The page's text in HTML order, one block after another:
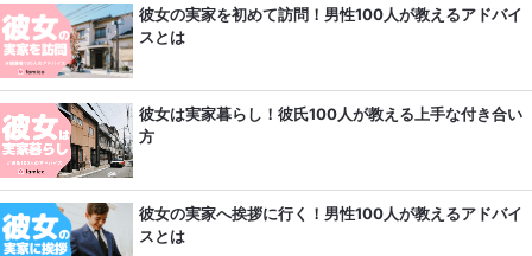
彼女の実家を初めて訪問！男性100人が教えるアドバイ
スとは
彼女は実家暮らし！彼氏100人が教える上手な付き合い
方
彼女の実家へ挨拶に行く！男性100人が教えるアドバイ
スとは